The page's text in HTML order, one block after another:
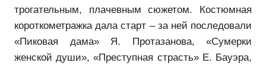
трогательным, плачевным сюжетом. Костюмная
короткометражка дала старт – за ней последовали
«Пиковая дама» Я. Протазанова, «Сумерки
женской души», «Преступная страсть» Е. Бауэра,